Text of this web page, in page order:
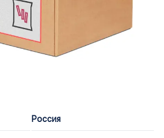
Россия